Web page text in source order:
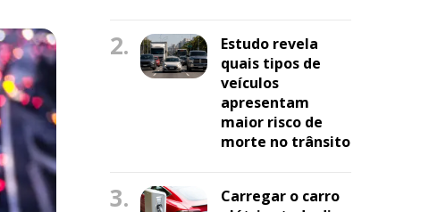
2.
Estudo revela
quais tipos de
veículos
apresentam
maior risco de
morte no trânsito
3.
Carregar o carro